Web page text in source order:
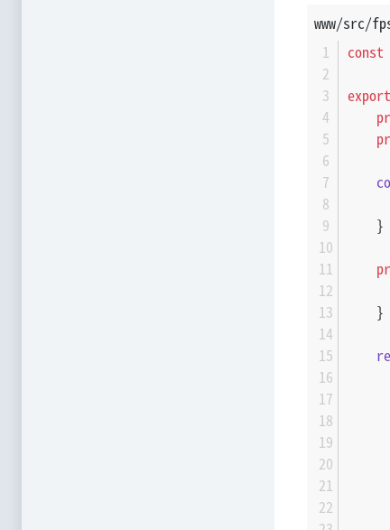
www/src/
const
export
    }
    }